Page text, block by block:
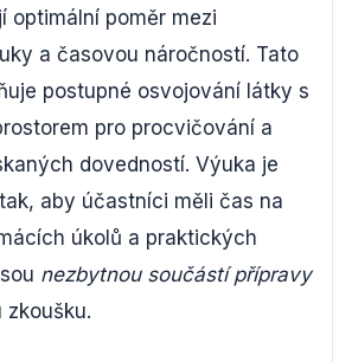
optimální poměr mezi
a časovou náročností. Tato
postupné osvojování látky s
pro procvičování a
dovedností. Výuka je
aby účastníci měli čas na
úkolů a praktických
nezbytnou součástí přípravy
zkoušku.